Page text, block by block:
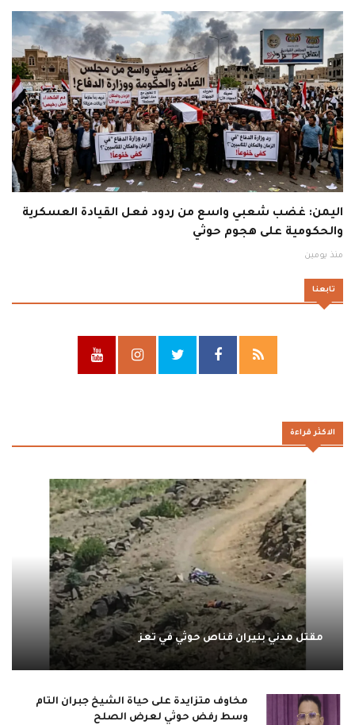
اليمن: غضب شعبي واسع من ردود فعل القيادة العسكرية
والحكومية على هجوم حوثي
منذ يومين
تابعنا
الاكثر قراءة
مقتل مدني بنيران قناص حوثي في تعز
مخاوف متزايدة على حياة الشيخ جبران التام
وسط رفض حوثي لعرض الصلح